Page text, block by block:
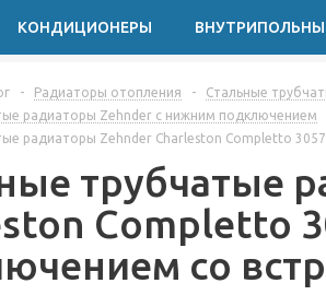
КОНДИЦИОНЕРЫ
- Радиаторы отопления - Стальные
радиаторы Zehnder с нижним подключением
радиаторы Zehnder Charleston Completto
трубчатые
Completto
со